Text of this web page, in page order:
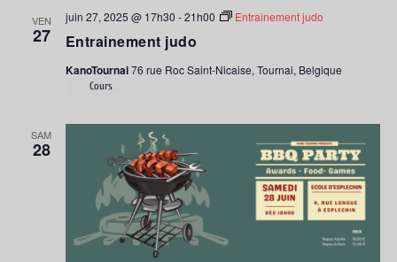
VEN
27 Entrainement judo
juin 27, 2025 @ 17h30 -21h00 Entrainement judo
KanoTournai76 rue Roc Saint-Nicaise, Tournai, Belgique
Cours
SAM
28